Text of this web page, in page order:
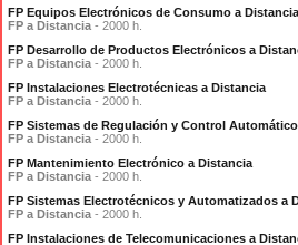
FP Equipos Electrónicos de Consumo a Distancia
FP a Distancia - 2000 h.
FP Desarrollo de Productos Electrónicos a
FP a Distancia - 2000 h.
FP Instalaciones Electrotécnicas a Distancia
FP a Distancia - 2000 h.
FP Sistemas de Regulación y Control
FP a Distancia - 2000 h.
FP Mantenimiento Electrónico a Distancia
FP a Distancia - 2000 h.
FP Sistemas Electrotécnicos y Automatizados a
FP a Distancia - 2000 h.
FP Instalaciones de Telecomunicaciones a